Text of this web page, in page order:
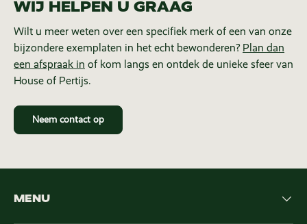
WIJ HELPEN U GRAAG
Wilt u meer weten over een specifiek merk of een van onze
bijzondere exemplaten in het echt bewonderen? Plan dan
een afspraak in of kom langs en ontdek de unieke sfeer van
House of Pertijs.
Neem contact op
MENU